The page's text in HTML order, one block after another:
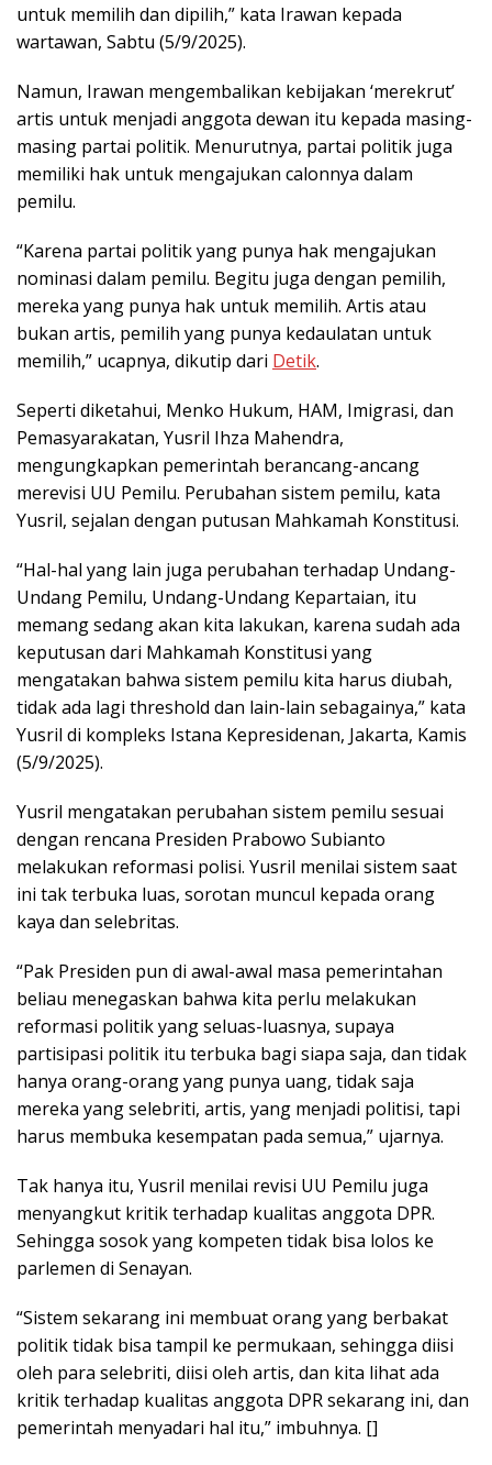
untuk memilih dan dipilih,” kata Irawan kepada
wartawan, Sabtu (5/9/2025).
Namun, Irawan mengembalikan kebijakan ‘merekrut’
artis untuk menjadi anggota dewan itu kepada masing-
masing partai politik. Menurutnya, partai politik juga
memiliki hak untuk mengajukan calonnya dalam
pemilu.
“Karena partai politik yang punya hak mengajukan
nominasi dalam pemilu. Begitu juga dengan pemilih,
mereka yang punya hak untuk memilih. Artis atau
bukan artis, pemilih yang punya kedaulatan untuk
memilih,” ucapnya, dikutip dari Detik.
Seperti diketahui, Menko Hukum, HAM, Imigrasi, dan
Pemasyarakatan, Yusril Ihza Mahendra,
mengungkapkan pemerintah berancang-ancang
merevisi UU Pemilu. Perubahan sistem pemilu, kata
Yusril, sejalan dengan putusan Mahkamah Konstitusi.
“Hal-hal yang lain juga perubahan terhadap Undang-
Undang Pemilu, Undang-Undang Kepartaian, itu
memang sedang akan kita lakukan, karena sudah ada
keputusan dari Mahkamah Konstitusi yang
mengatakan bahwa sistem pemilu kita harus diubah,
tidak ada lagi threshold dan lain-lain sebagainya,” kata
Yusril di kompleks Istana Kepresidenan, Jakarta, Kamis
(5/9/2025).
Yusril mengatakan perubahan sistem pemilu sesuai
dengan rencana Presiden Prabowo Subianto
melakukan reformasi polisi. Yusril menilai sistem saat
ini tak terbuka luas, sorotan muncul kepada orang
kaya dan selebritas.
“Pak Presiden pun di awal-awal masa pemerintahan
beliau menegaskan bahwa kita perlu melakukan
reformasi politik yang seluas-luasnya, supaya
partisipasi politik itu terbuka bagi siapa saja, dan tidak
hanya orang-orang yang punya uang, tidak saja
mereka yang selebriti, artis, yang menjadi politisi, tapi
harus membuka kesempatan pada semua,” ujarnya.
Tak hanya itu, Yusril menilai revisi UU Pemilu juga
menyangkut kritik terhadap kualitas anggota DPR.
Sehingga sosok yang kompeten tidak bisa lolos ke
parlemen di Senayan.
“Sistem sekarang ini membuat orang yang berbakat
politik tidak bisa tampil ke permukaan, sehingga diisi
oleh para selebriti, diisi oleh artis, dan kita lihat ada
kritik terhadap kualitas anggota DPR sekarang ini, dan
pemerintah menyadari hal itu,” imbuhnya. []